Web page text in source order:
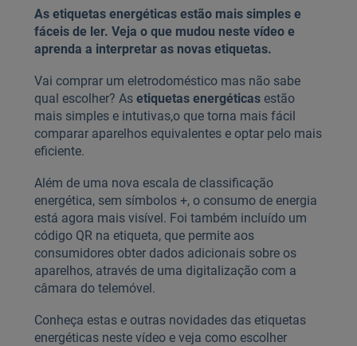
As etiquetas energéticas estão mais simples e
fáceis de ler. Veja o que mudou neste vídeo e
aprenda a interpretar as novas etiquetas.
Vai comprar um eletrodoméstico mas não sabe
qual escolher? As etiquetas energéticas estão
mais simples e intutivas,o que torna mais fácil
comparar aparelhos equivalentes e optar pelo mais
eficiente.
Além de uma nova escala de classificação
energética, sem símbolos +, o consumo de energia
está agora mais visível. Foi também incluído um
código QR na etiqueta, que permite aos
consumidores obter dados adicionais sobre os
aparelhos, através de uma digitalização com a
câmara do telemóvel.
Conheça estas e outras novidades das etiquetas
energéticas neste vídeo e veja como escolher